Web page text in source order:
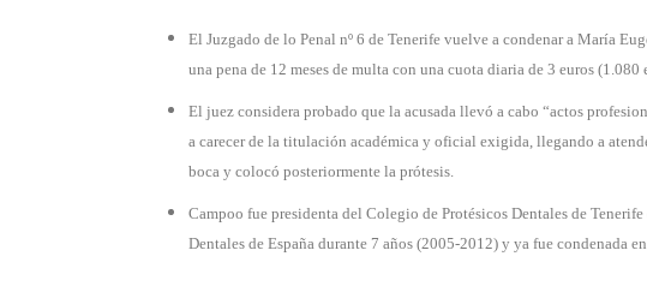
El Juzgado de lo Penal nº 6 de Tenerife vuelve a condenar a María
una pena de 12 meses de multa con una cuota diaria de 3 euros (1.080
El juez considera probado que la acusada llevó a cabo “actos
a carecer de la titulación académica y oficial exigida, llegando a
boca y colocó posteriormente la prótesis.
Campoo fue presidenta del Colegio de Protésicos Dentales de
Dentales de España durante 7 años (2005-2012) y ya fue condenada